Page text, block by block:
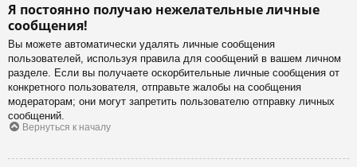
Я постоянно получаю нежелательные личные
сообщения!
Вы можете автоматически удалять личные сообщения
пользователей, используя правила для сообщений в вашем личном
разделе. Если вы получаете оскорбительные личные сообщения от
конкретного пользователя, отправьте жалобы на сообщения
модераторам; они могут запретить пользователю отправку личных
сообщений.
Вернуться к началу